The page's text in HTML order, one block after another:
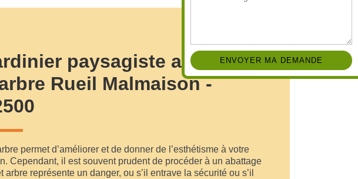
paysagiste abattage
Rueil Malmaison -
permet d’améliorer et de donner de l’esthétisme à votre
Cependant, il est souvent prudent de procéder à un abattage
arbre représente un danger, ou s’il entrave la sécurité ou s’il